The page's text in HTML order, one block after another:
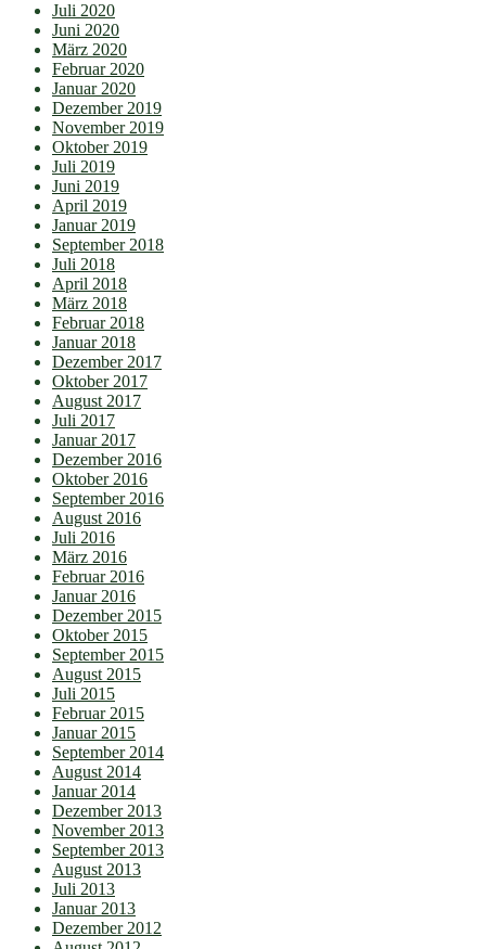
Juli 2020
Juni 2020
März 2020
Februar 2020
Januar 2020
Dezember 2019
November 2019
Oktober 2019
Juli 2019
Juni 2019
April 2019
Januar 2019
September 2018
Juli 2018
April 2018
März 2018
Februar 2018
Januar 2018
Dezember 2017
Oktober 2017
August 2017
Juli 2017
Januar 2017
Dezember 2016
Oktober 2016
September 2016
August 2016
Juli 2016
März 2016
Februar 2016
Januar 2016
Dezember 2015
Oktober 2015
September 2015
August 2015
Juli 2015
Februar 2015
Januar 2015
September 2014
August 2014
Januar 2014
Dezember 2013
November 2013
September 2013
August 2013
Juli 2013
Januar 2013
Dezember 2012